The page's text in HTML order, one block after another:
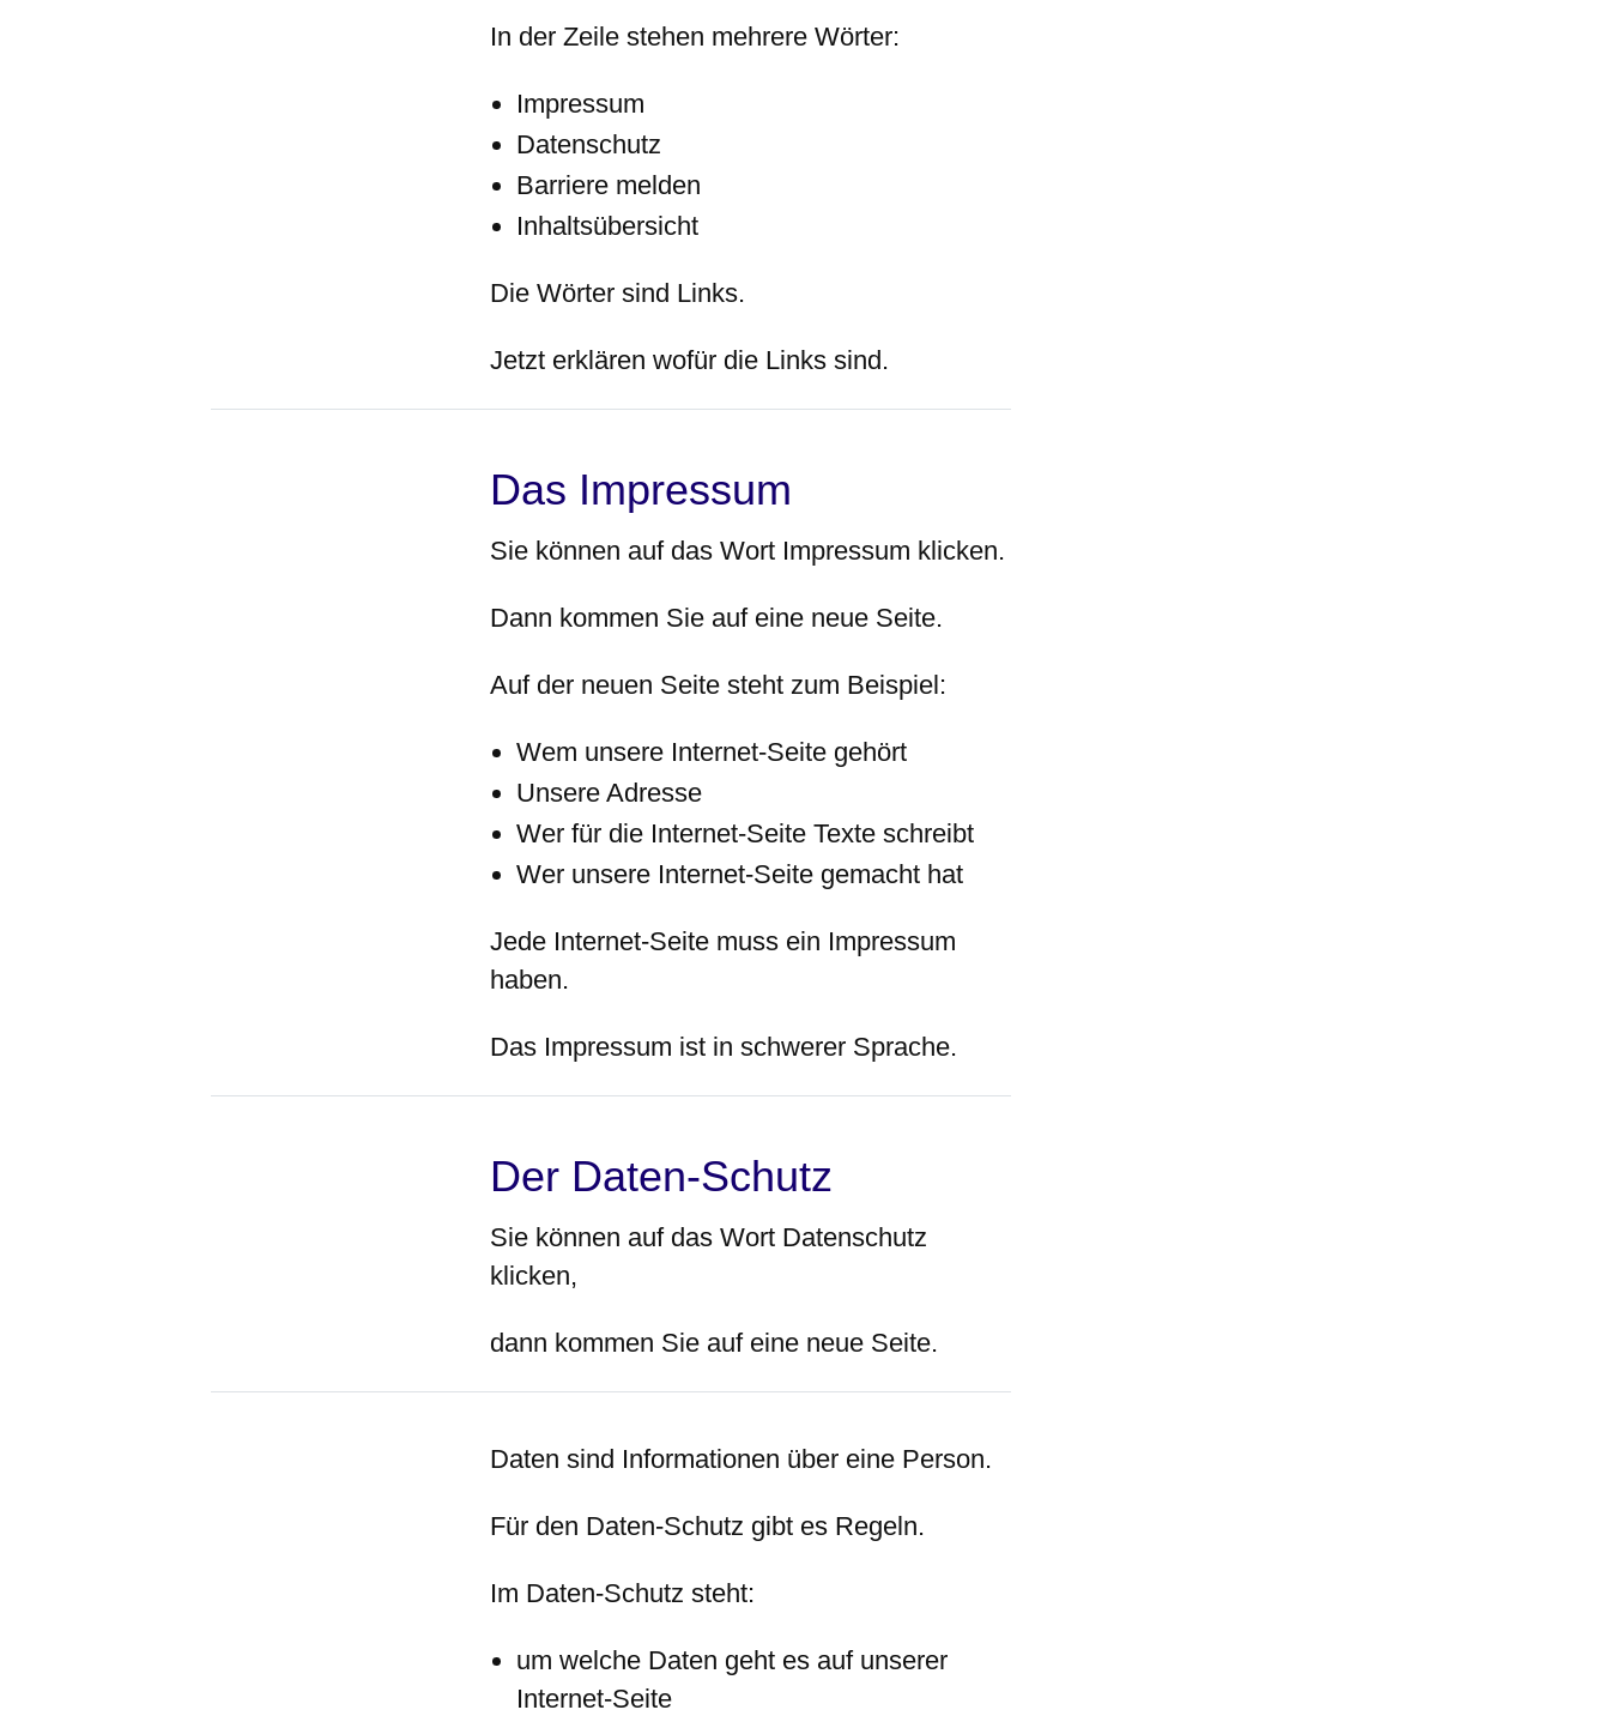
In der Zeile stehen mehrere Wörter:
Impressum
Datenschutz
Barriere melden
Inhaltsübersicht
Die Wörter sind Links.
Jetzt erklären wofür die Links sind.
Das Impressum
Sie können auf das Wort Impressum klicken.
Dann kommen Sie auf eine neue Seite.
Auf der neuen Seite steht zum Beispiel:
Wem unsere Internet-Seite gehört
Unsere Adresse
Wer für die Internet-Seite Texte schreibt
Wer unsere Internet-Seite gemacht hat
Jede Internet-Seite muss ein Impressum
haben.
Das Impressum ist in schwerer Sprache.
Der Daten-Schutz
Sie können auf das Wort Datenschutz
klicken,
dann kommen Sie auf eine neue Seite.
Daten sind Informationen über eine Person.
Für den Daten-Schutz gibt es Regeln.
Im Daten-Schutz steht:
um welche Daten geht es auf unserer
Internet-Seite